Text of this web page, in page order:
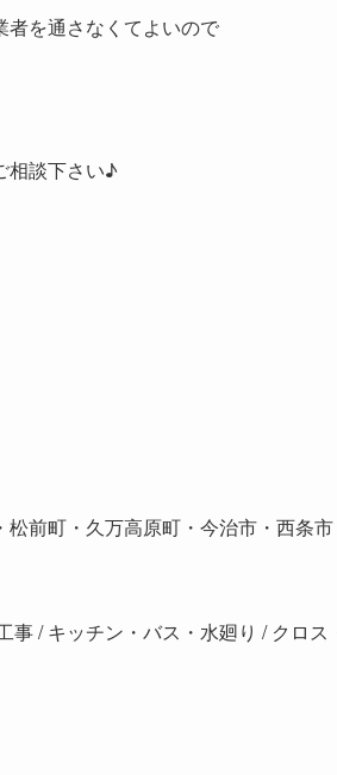
者を通さなくてよいので
相談下さい♪
前町・久万高原町・今治市・西条
/ キッチン・バス・水廻り / クロ